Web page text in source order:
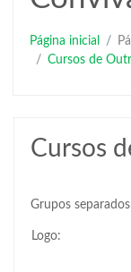
Página inicial
Cursos de
Cursos
Grupos
Logo: